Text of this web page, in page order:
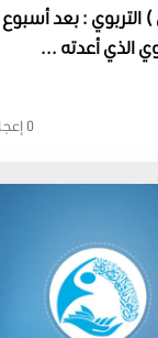
التربوي : بعد
الذي أعدته ...
0 إعجاب